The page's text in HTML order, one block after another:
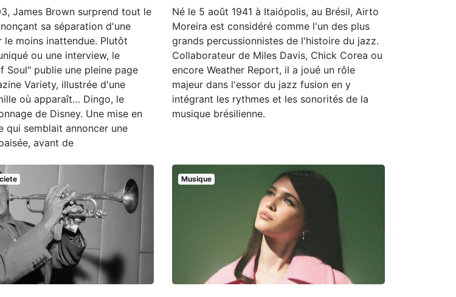
James Brown surprend tout le
sa séparation d'une
le moins inattendue. Plutôt
ou une interview, le
Soul" publie une pleine page
Variety, illustrée d'une
où apparaît… Dingo, le
de Disney. Une mise en
qui semblait annoncer une
avant de
Né le 5 août 1941 à Itaiópolis, au Brésil, Airto
Moreira est considéré comme l'un des plus
grands percussionnistes de l'histoire du jazz.
Collaborateur de Miles Davis, Chick Corea ou
encore Weather Report, il a joué un rôle
majeur dans l'essor du jazz fusion en y
intégrant les rythmes et les sonorités de la
musique brésilienne.
Musique